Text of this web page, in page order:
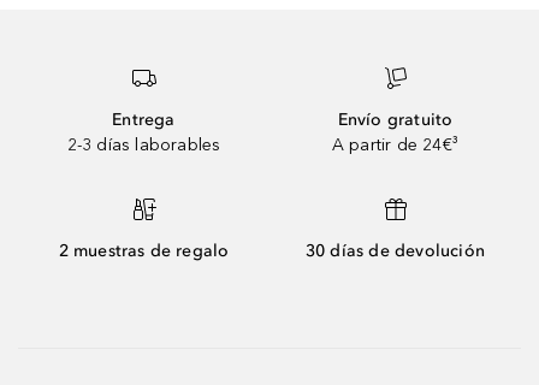
Entrega
2-3 días laborables
Envío gratuito
A partir de 24€³
2 muestras de regalo 30 días de devolución